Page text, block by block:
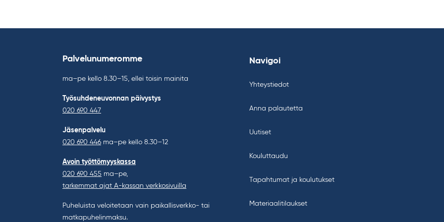
Palvelunumeromme
ma–pe kello 8.30–15, ellei toisin mainita
Työsuhdeneuvonnan päivystys
020 690 447
Jäsenpalvelu
020 690 446 ma–pe kello 8.30–12
Avoin työttömyyskassa
020 690 455 ma–pe,
tarkemmat ajat A-kassan verkkosivuilla
Puheluista veloitetaan vain paikallisverkko- tai
matkapuhelinmaksu.
Navigoi
Yhteystiedot
Anna palautetta
Uutiset
Kouluttaudu
Tapahtumat ja koulutukset
Materiaalitilaukset